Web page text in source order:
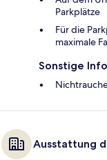
Parkplätze
Für die
maximale
Sonstige
Ausstattung